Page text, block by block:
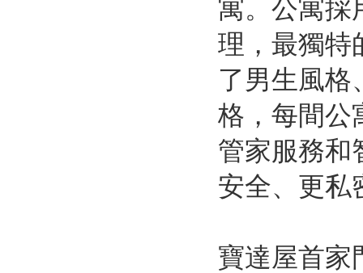
寓。公寓採
理，最獨特
了男生風格
格，每間公
管家服務和
安全、更私
寶達屋首家